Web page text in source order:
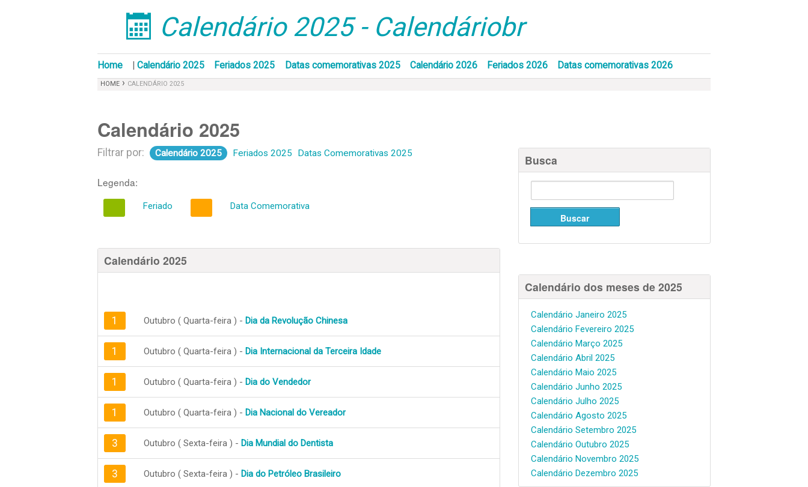
󰁣 Calendário 2025 - Calendáriobr
Home |Calendário 2025 Feriados 2025 Datas comemorativas 2025 Calendário 2026 Feriados 2026 Datas comemorativas 2026
HOME › CALENDÁRIO 2025
Calendário 2025
Filtrar por: Calendário 2025 Feriados 2025 Datas Comemorativas 2025
Legenda:
Feriado Data Comemorativa
Calendário 2025
1 Outubro ( Quarta-feira ) - Dia da Revolução Chinesa
1 Outubro ( Quarta-feira ) - Dia Internacional da Terceira Idade
1 Outubro ( Quarta-feira ) - Dia do Vendedor
1 Outubro ( Quarta-feira ) - Dia Nacional do Vereador
3 Outubro ( Sexta-feira ) - Dia Mundial do Dentista
3 Outubro ( Sexta-feira ) - Dia do Petróleo Brasileiro
Busca
Calendário dos meses de 2025
Calendário Janeiro 2025
Calendário Fevereiro 2025
Calendário Março 2025
Calendário Abril 2025
Calendário Maio 2025
Calendário Junho 2025
Calendário Julho 2025
Calendário Agosto 2025
Calendário Setembro 2025
Calendário Outubro 2025
Calendário Novembro 2025
Calendário Dezembro 2025